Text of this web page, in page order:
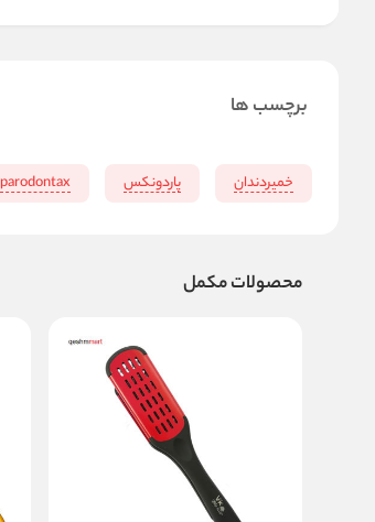
برچسب ها
خمیردندان پاردونکس parodontax
محصولات مکمل